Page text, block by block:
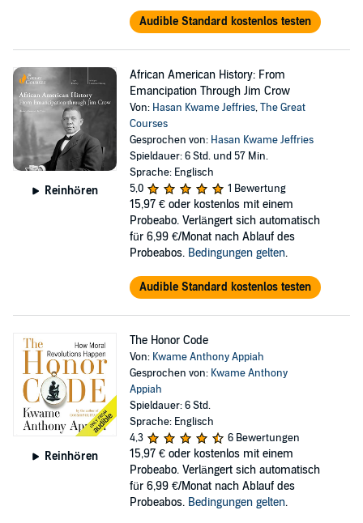
Audible Standard kostenlos testen
Reinhören
African American History: From
Emancipation Through Jim Crow
Von: Hasan Kwame Jeffries,The Great
Courses
Gesprochen von: Hasan Kwame Jeffries
Spieldauer: 6 Std. und 57 Min.
Sprache: Englisch
5,0
1 Bewertung
15,97 € oder kostenlos mit einem
Probeabo. Verlängert sich automatisch
für 6,99 €/Monat nach Ablauf des
Probeabos. Bedingungen gelten.
Audible Standard kostenlos testen
Reinhören
The Honor Code
Von: Kwame Anthony Appiah
Gesprochen von: Kwame Anthony
Appiah
Spieldauer: 6 Std.
Sprache: Englisch
4,3
6 Bewertungen
15,97 € oder kostenlos mit einem
Probeabo. Verlängert sich automatisch
für 6,99 €/Monat nach Ablauf des
Probeabos. Bedingungen gelten.